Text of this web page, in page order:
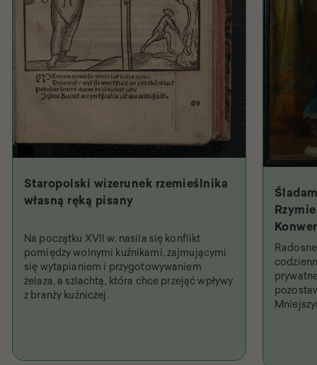
Staropolski wizerunek rzemieślnika
własną ręką pisany
Na początku XVII w. nasila się konflikt
pomiędzy wolnymi kuźnikami, zajmującymi
się wytapianiem i przygotowywaniem
żelaza, a szlachtą, która chce przejąć wpływy
z branży kuźniczej.